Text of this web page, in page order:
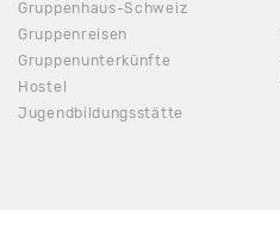
Gruppenhaus-Schweiz
Gruppenreisen
Gruppenunterkünfte
Hostel
Jugendbildungsstätte